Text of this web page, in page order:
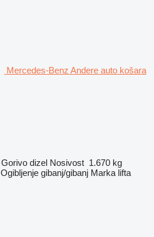
Mercedes-Benz Andere auto košara
Gorivo dizel Nosivost 1.670 kg
Ogibljenje gibanj/gibanj Marka lifta